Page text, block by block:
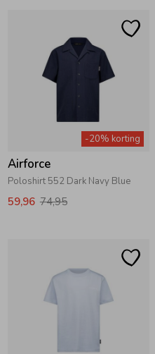
-20% korting
Airforce
Poloshirt 552 Dark Navy Blue
59,96 74,95